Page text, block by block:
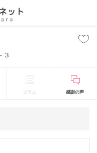
３
コラム 感謝の声